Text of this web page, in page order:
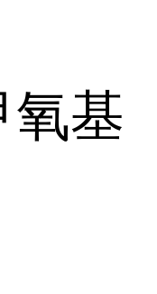
氧基